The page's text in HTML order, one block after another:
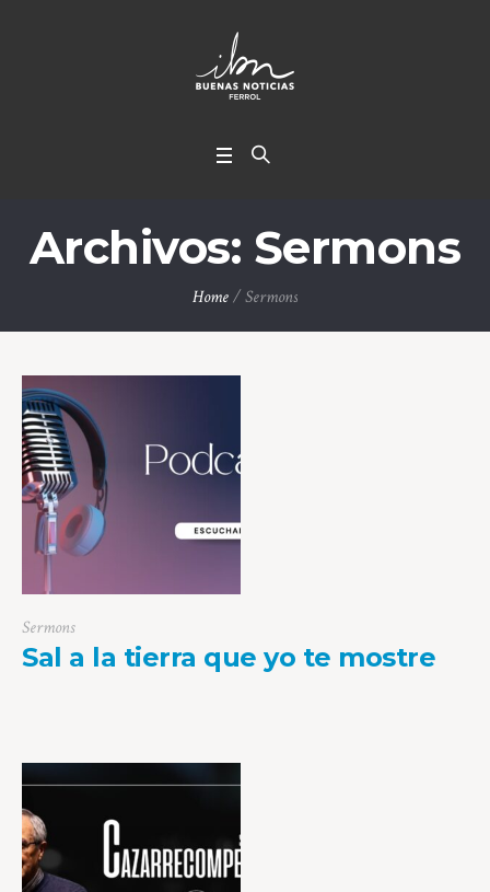
Archivos: Sermons
Home/Sermons
Sermons
Sal a la tierra que yo te mostre